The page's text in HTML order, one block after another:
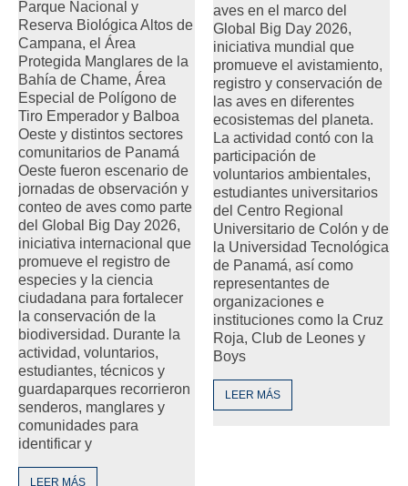
Parque Nacional y
Reserva Biológica Altos de
Campana, el Área
Protegida Manglares de la
Bahía de Chame, Área
Especial de Polígono de
Tiro Emperador y Balboa
Oeste y distintos sectores
comunitarios de Panamá
Oeste fueron escenario de
jornadas de observación y
conteo de aves como parte
del Global Big Day 2026,
iniciativa internacional que
promueve el registro de
especies y la ciencia
ciudadana para fortalecer
la conservación de la
biodiversidad. Durante la
actividad, voluntarios,
estudiantes, técnicos y
guardaparques recorrieron
senderos, manglares y
comunidades para
identificar y
LEER MÁS
aves en el marco del
Global Big Day 2026,
iniciativa mundial que
promueve el avistamiento,
registro y conservación de
las aves en diferentes
ecosistemas del planeta.
La actividad contó con la
participación de
voluntarios ambientales,
estudiantes universitarios
del Centro Regional
Universitario de Colón y de
la Universidad Tecnológica
de Panamá, así como
representantes de
organizaciones e
instituciones como la Cruz
Roja, Club de Leones y
Boys
LEER MÁS